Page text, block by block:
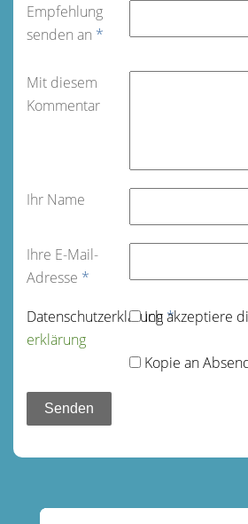
Empfehlung
senden an *
Mit diesem
Kommentar
Ihr Name
Ihre E-Mail-
Adresse *
Datenschutz­erklärung*
Ich akzeptiere
erklärung
Kopie an